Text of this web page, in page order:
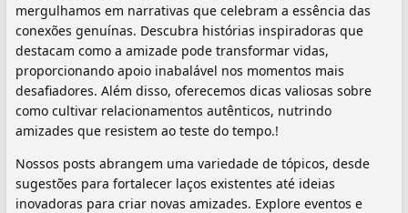
mergulhamos em narrativas que celebram a essência das
conexões genuínas. Descubra histórias inspiradoras que
destacam como a amizade pode transformar vidas,
proporcionando apoio inabalável nos momentos mais
desafiadores. Além disso, oferecemos dicas valiosas sobre
como cultivar relacionamentos autênticos, nutrindo
amizades que resistem ao teste do tempo.!
Nossos posts abrangem uma variedade de tópicos, desde
sugestões para fortalecer laços existentes até ideias
inovadoras para criar novas amizades. Explore eventos e